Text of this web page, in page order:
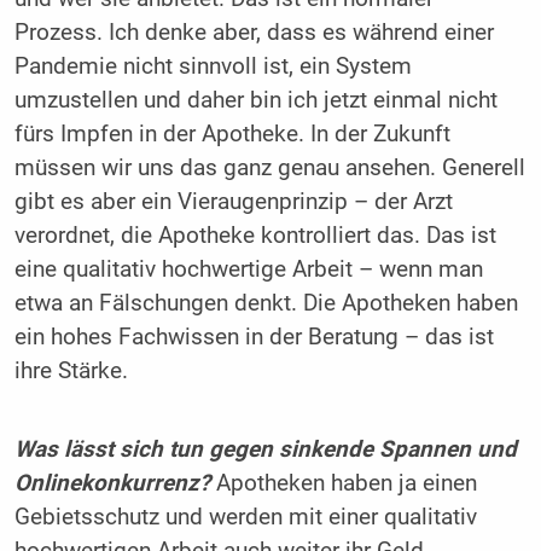
Prozess. Ich denke aber, dass es während einer
Pandemie nicht sinnvoll ist, ein System
umzustellen und daher bin ich jetzt einmal nicht
fürs Impfen in der Apotheke. In der Zukunft
müssen wir uns das ganz genau ansehen. Generell
gibt es aber ein Vieraugenprinzip – der Arzt
verordnet, die Apotheke kontrolliert das. Das ist
eine qualitativ hochwertige Arbeit – wenn man
etwa an Fälschungen denkt. Die Apotheken haben
ein hohes Fachwissen in der Beratung – das ist
ihre Stärke.
Was lässt sich tun gegen sinkende Spannen und
Onlinekonkurrenz?Apotheken haben ja einen
Gebietsschutz und werden mit einer qualitativ